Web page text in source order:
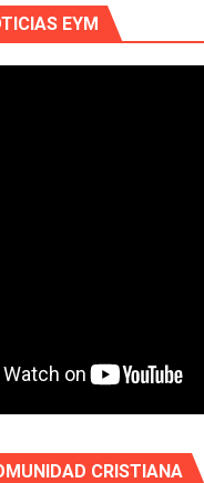
EYM
CRISTIANA